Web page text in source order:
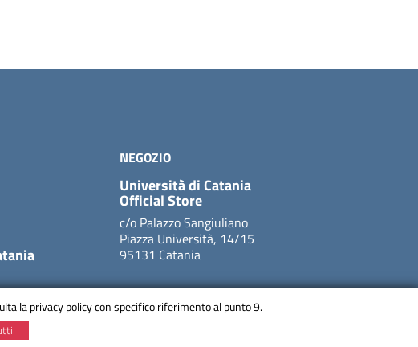
NEGOZIO
Università di Catania
Official Store
c/o Palazzo Sangiuliano
Piazza Università, 14/15
95131 Catania
la privacy policy con specifico riferimento al punto 9.